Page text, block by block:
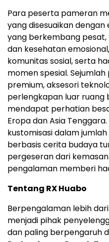
Para peserta pameran
yang disesuaikan
yang berkembang
dan kesehatan
komunitas sosial, serta
momen spesial.
premium, aksesori
perlengkapan luar ruang
mendapat perhatian
Eropa dan Asia
kustomisasi dalam
berbasis cerita budaya
pergeseran dari
pengalaman memberi
Tentang RX Huabo
Berpengalaman lebih
menjadi pihak
dan paling berpengaruh